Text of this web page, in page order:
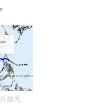
放大